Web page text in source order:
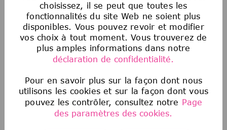
choisissez, il se peut que toutes les
fonctionnalités du site Web ne soient plus
disponibles. Vous pouvez revoir et modifier
vos choix à tout moment. Vous trouverez de
plus amples informations dans notre
déclaration de confidentialité.
Pour en savoir plus sur la façon dont nous
utilisons les cookies et sur la façon dont vous
pouvez les contrôler, consultez notre Page
des paramètres des cookies.
Vous postulez
Remplissez votre candidature en ligne pour